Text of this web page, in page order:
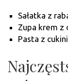
Sałatka z
Zupa krem z
Pasta z